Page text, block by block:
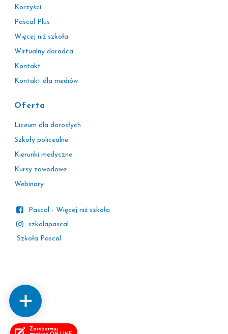
Zarezerwuj
Korzyści
Pascal Plus
Więcej niż szkoła
Wirtualny doradca
Kontakt
Kontakt dla mediów
Oferta
Liceum dla dorosłych
Szkoły policealne
Kierunki medyczne
Kursy zawodowe
Webinary
Pascal - Więcej niż szkoła
szkolapascal
Szkoła Pascal